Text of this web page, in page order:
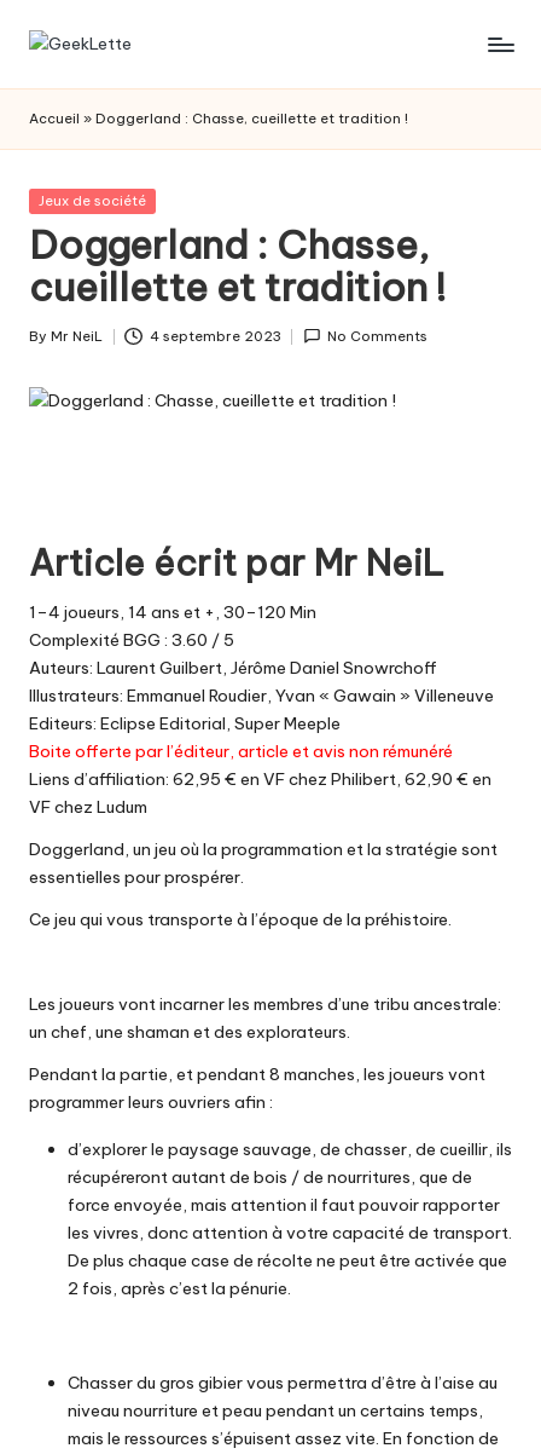
Skip
G
e
e
k
L
e
t
t
e
les
de
société
Accueil » Doggerland : Chasse, cueillette et tradition !
Posted
Jeux de société
Doggerland : Chasse,
cueillette et tradition !
Posted
By Mr NeiL 4 septembre 2023 No Comments
Article écrit par Mr NeiL
1–4 joueurs, 14 ans et +, 30–120 Min
Complexité BGG : 3.60 / 5
Auteurs: Laurent Guilbert, Jérôme Daniel Snowrchoff
Illustrateurs: Emmanuel Roudier, Yvan « Gawain » Villeneuve
Editeurs: Eclipse Editorial, Super Meeple
Boite offerte par l’éditeur, article et avis non rémunéré
Liens d’affiliation: 62,95 € en VF chez Philibert, 62,90 € en
VF chez Ludum
Doggerland, un jeu où la programmation et la stratégie sont
essentielles pour prospérer.
Ce jeu qui vous transporte à l’époque de la préhistoire.
Les joueurs vont incarner les membres d’une tribu ancestrale:
un chef, une shaman et des explorateurs.
Pendant la partie, et pendant 8 manches, les joueurs vont
programmer leurs ouvriers afin :
d’explorer le paysage sauvage, de chasser, de cueillir, ils
récupéreront autant de bois / de nourritures, que de
force envoyée, mais attention il faut pouvoir rapporter
les vivres, donc attention à votre capacité de transport.
De plus chaque case de récolte ne peut être activée que
2 fois, après c’est la pénurie.
Chasser du gros gibier vous permettra d’être à l’aise au
niveau nourriture et peau pendant un certains temps,
mais le ressources s’épuisent assez vite. En fonction de